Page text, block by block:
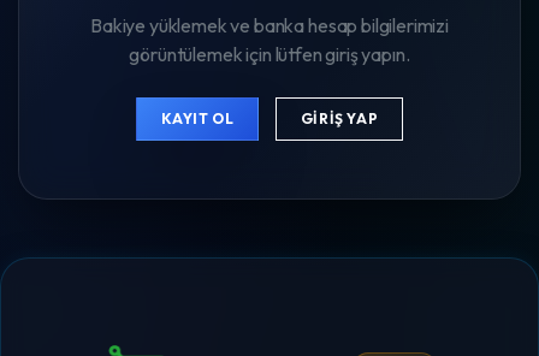
Bakiye yüklemek ve banka hesap bilgilerimizi
görüntülemek için lütfen giriş yapın.
KAYIT OL GIRIŞ YAP